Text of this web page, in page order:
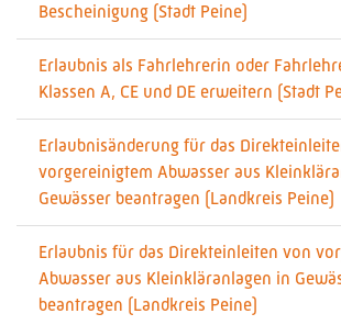
Bescheinigung (Stadt Peine)
Erlaubnis als Fahrlehrerin oder
Klassen A, CE und DE erweitern (Stadt
Erlaubnisänderung für das
vorgereinigtem Abwasser aus
Gewässer beantragen (Landkreis Peine)
Erlaubnis für das Direkteinleiten von
Abwasser aus Kleinkläranlagen in
beantragen (Landkreis Peine)